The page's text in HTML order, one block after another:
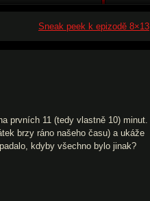
Sneak peek k epizodě 8×13
prvních 11 (tedy vlastně 10) minut.
brzy ráno našeho času) a ukáže
kdyby všechno bylo jinak?